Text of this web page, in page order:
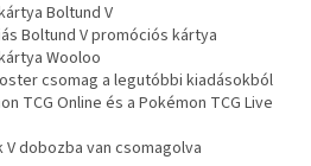
Boltund V
Boltund V promóciós kártya
Wooloo
csomag a legutóbbi kiadásokból
TCG Online és a Pokémon TCG Live
V dobozba van csomagolva